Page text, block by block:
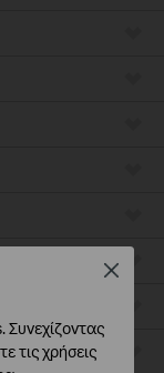
Συνεχίζοντας
τις χρήσεις
Close